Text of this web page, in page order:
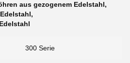
aus gezogenem Edelstahl,
,
300 Serie